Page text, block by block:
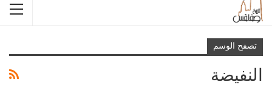
تصفح الوسم
النفيضة